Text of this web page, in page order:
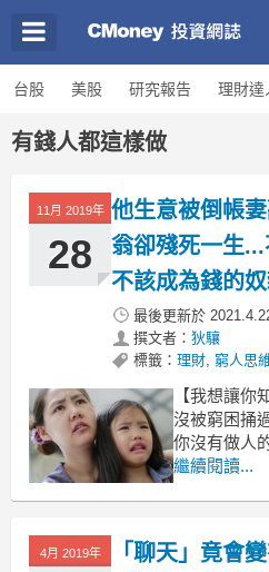
台股 美股 研究報告 理財達
有錢人都這樣做
11月 2019年
28
他生意被倒帳
翁卻殘死一生
不該成為錢的奴
最後更新於
撰文者： 狄驤
標籤： 理財, 窮人思
【我想讓你
沒被窮困捅
你沒有做人
篇就不用看
人，原因就
掌，被無奈
繼續閱讀...
4月 2019年
「聊天」竟會